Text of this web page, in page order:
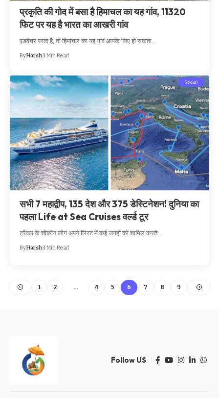
प्रकृति की गोद में बसा है हिमाचल का यह गांव, 11320
फिट पर यह है भारत का आखरी गांव
एडवेंचर पसंद है, तो हिमाचल का यह गांव आपके लिए हो सकता…
ByHarsh3 Min Read
Social
सभी 7 महाद्वीप, 135 देश और 375 डेस्टिनेशन! दुनिया का
पहला Life at Sea Cruises वर्ल्ड टूर
ट्रैवल के शौकीन लोग अपने लिस्ट में कई जगहों को शामिल करते…
ByHarsh3 Min Read
1 2 … 4 5 6 7 8 9
Follow US